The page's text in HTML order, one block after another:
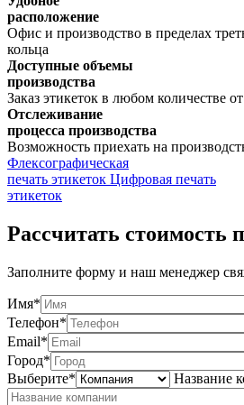
расположение
Офис и производство в пределах
кольца
Доступные объемы
производства
Заказ этикеток в любом количестве
Отслеживание
процесса производства
Возможность приехать на
Флексографическая
печать этикеток Цифровая печать
этикеток
Рассчитать стоимость
Заполните форму и наш менеджер
Имя*
Телефон*
Email*
Город*
Выберите*
Название